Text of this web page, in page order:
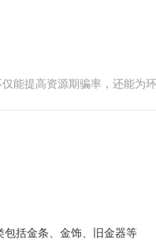
能提高资源期骗率，还能为
括金条、金饰、旧金器等